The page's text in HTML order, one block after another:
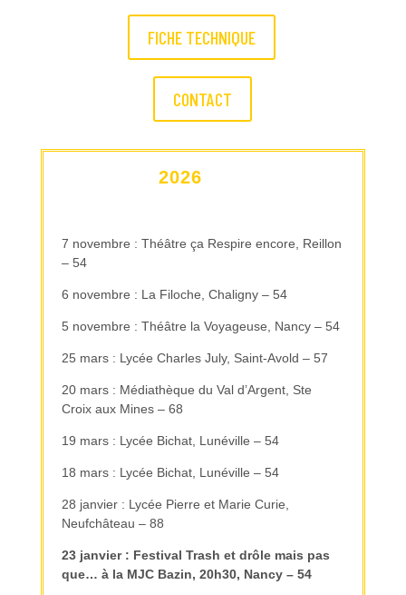
FICHE TECHNIQUE
CONTACT
2026
7 novembre : Théâtre ça Respire encore, Reillon
– 54
6 novembre : La Filoche, Chaligny – 54
5 novembre : Théâtre la Voyageuse, Nancy – 54
25 mars : Lycée Charles July, Saint-Avold – 57
20 mars : Médiathèque du Val d’Argent, Ste
Croix aux Mines – 68
19 mars : Lycée Bichat, Lunéville – 54
18 mars : Lycée Bichat, Lunéville – 54
28 janvier : Lycée Pierre et Marie Curie,
Neufchâteau – 88
23 janvier : Festival Trash et drôle mais pas
que… à la MJC Bazin, 20h30, Nancy – 54